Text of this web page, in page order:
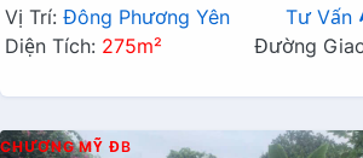
Vị Trí: Đông Phương Yên Tư Vấn
Diện Tích: 275m² Đường
CHƯƠNG MỸ ĐB